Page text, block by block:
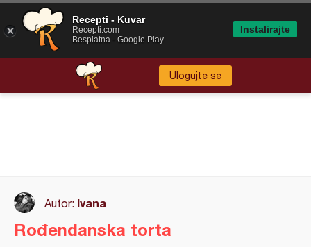
Ulogujte se
Autor: Ivana
Rođendanska torta
Recepti - Kuvar
Recepti.com
Besplatna - Google Play
Instalirajte